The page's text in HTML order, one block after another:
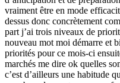
vraiment être en mode
dessus donc concrètement
part j’ai trois niveaux de
nouveau mot moi démarre et
priorités pour ce mois-ci
marchés me dire ok quelles
c’est d’ailleurs une habitude